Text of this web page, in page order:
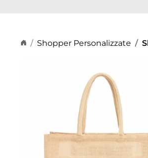
Home page
Shopper Personalizzate